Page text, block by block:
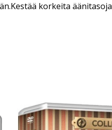
korkeita äänitasoja